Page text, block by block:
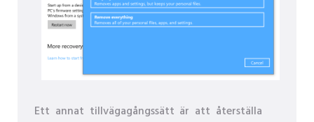
Ett annat tillvägagångssätt är att återställa